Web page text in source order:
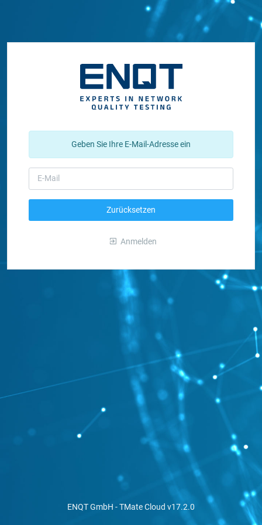
Geben Sie Ihre E-Mail-Adresse ein
Zurücksetzen
Anmelden
ENQT GmbH - TMate Cloud v17.2.0